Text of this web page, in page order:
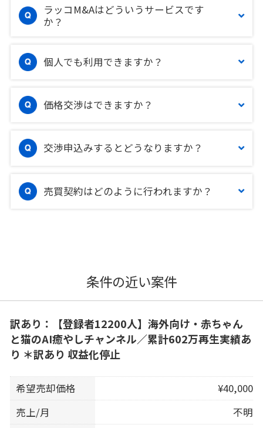
ラッコM&Aはどういうサービスです
か？
個人でも利用できますか？
価格交渉はできますか？
交渉申込みするとどうなりますか？
売買契約はどのように行われますか？
条件の近い案件
訳あり：【登録者12200人】海外向け・赤ちゃん
と猫のAI癒やしチャンネル／累計602万再生実績あ
り ＊訳あり 収益化停止
希望売却価格
¥40,000
売上/月
不明